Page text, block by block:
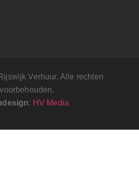
Verhuur. Alle rechten
voorbehouden.
: HV Media